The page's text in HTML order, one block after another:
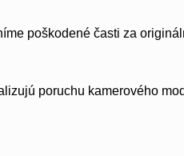
poškodené časti za
poruchu kamerového